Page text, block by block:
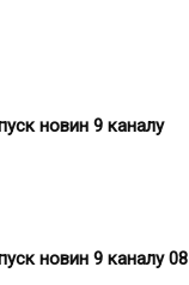
новин 9 каналу
новин 9 каналу 08